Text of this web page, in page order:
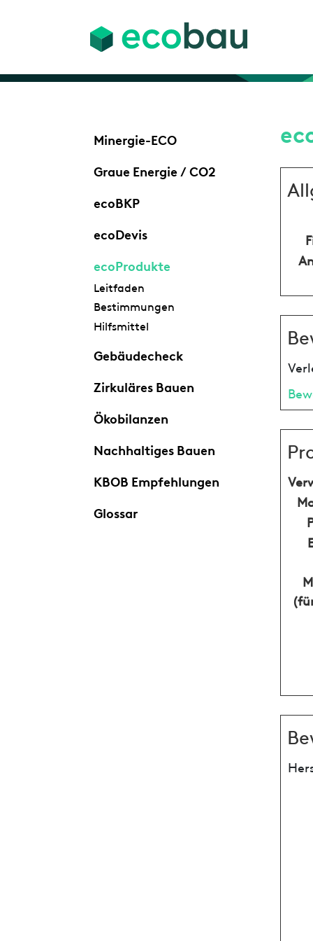
Minergie-ECO
Graue Energie / CO2
ecoBKP
ecoDevis
ecoProdukte
Leitfaden
Bestimmungen
Hilfsmittel
Gebäudecheck
Zirkuläres Bauen
Ökobilanzen
Nachhaltiges Bauen
KBOB Empfehlungen
Glossar